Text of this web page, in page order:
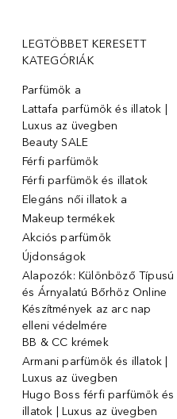
LEGTÖBBET KERESETT
KATEGÓRIÁK
Parfümök ️a
Lattafa parfümök és illatok |
Luxus az üvegben
Beauty SALE
Férfi parfümök
Férfi parfümök és illatok
Elegáns női illatok ️a
Makeup termékek
Akciós parfümök
Újdonságok
Alapozók: Különböző Típusú
és Árnyalatú Bőrhöz Online
Készítmények az arc nap
elleni védelmére
BB & CC krémek
Armani parfümök és illatok |
Luxus az üvegben
Hugo Boss férfi parfümök és
illatok | Luxus az üvegben